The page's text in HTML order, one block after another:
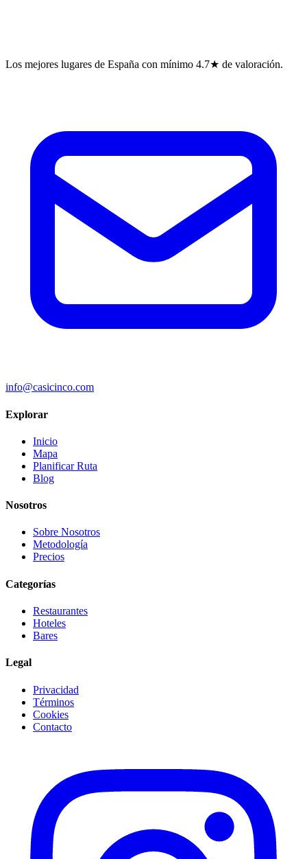
Los mejores lugares de España con mínimo 4.7★ de valoración.
info@casicinco.com
Explorar
Inicio
Mapa
Planificar Ruta
Blog
Nosotros
Sobre Nosotros
Metodología
Precios
Categorías
Restaurantes
Hoteles
Bares
Legal
Privacidad
Términos
Cookies
Contacto